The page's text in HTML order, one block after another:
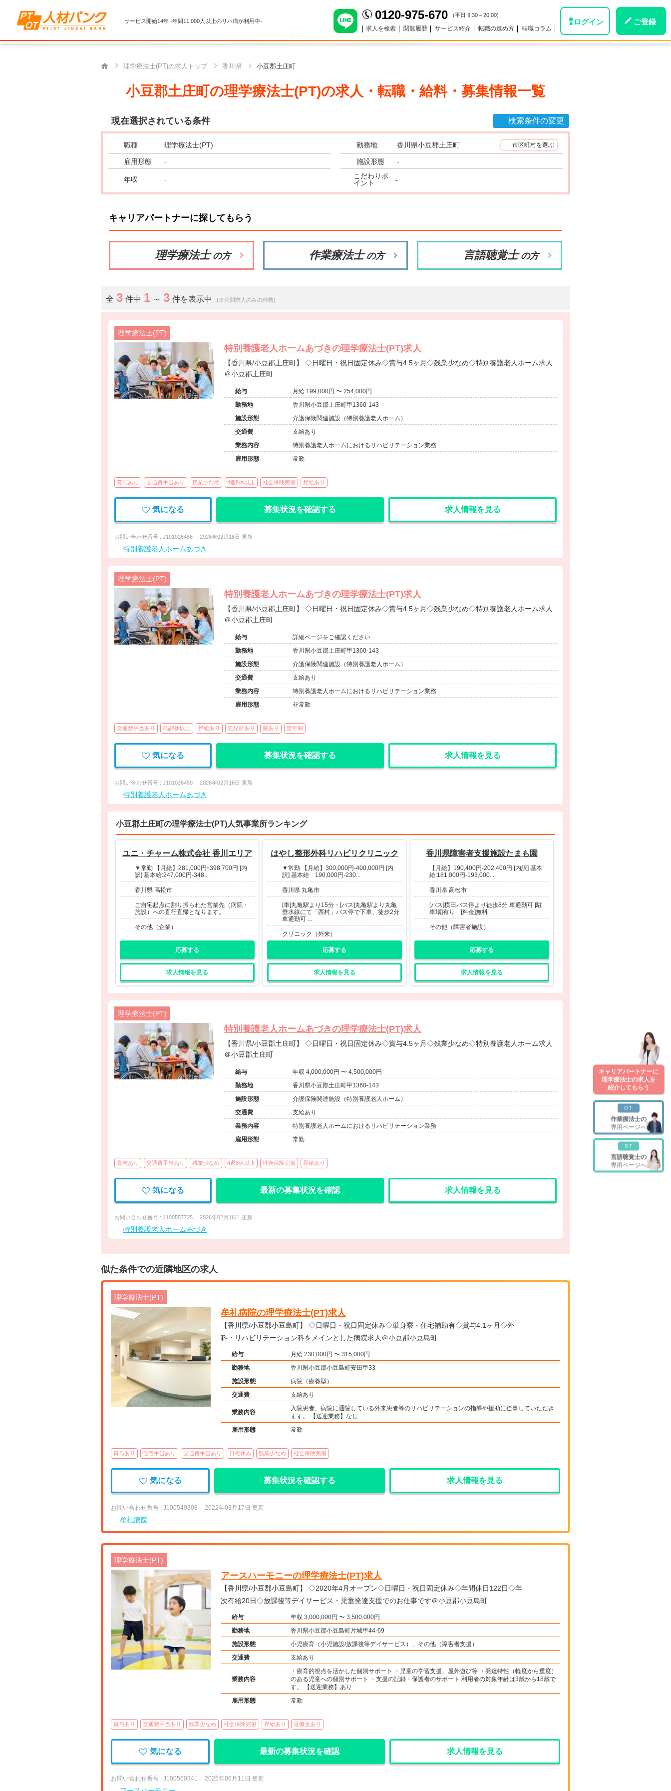
サービス開始14年 -年間11,000人以上のリハ職が利用中- 0120-975-670 (平日 9:30～20:00)
求人を検索 閲覧履歴 サービス紹介 転職の進め方 転職コラム
ログイン ご登録
理学療法士(PT)の求人トップ 香川県 小豆郡土庄町
小豆郡土庄町の理学療法士(PT)の求人・転職・給料・募集情報一覧
現在選択されている条件 検索条件の変更
職種 理学療法士(PT) 勤務地 香川県小豆郡土庄町 市区町村を選ぶ
雇用形態 - 施設形態 -
年収 -
こだわりポ
イント
-
キャリアパートナーに探してもらう
理学療法士 の方 作業療法士 の方 言語聴覚士 の方
全 3 件中 1 ～ 3 件を表示中 (※公開求人のみの件数)
理学療法士(PT)
特別養護老人ホームあづきの理学療法士(PT)求人
【香川県/小豆郡土庄町】 ◇日曜日・祝日固定休み◇賞与4.5ヶ月◇残業少なめ◇特別養護老人ホーム求人
＠小豆郡土庄町
給与
月給 199,000円 〜 254,000円
勤務地
香川県小豆郡土庄町甲1360-143
施設形態
介護保険関連施設（特別養護老人ホーム）
交通費
支給あり
業務内容
特別養護老人ホームにおけるリハビリテーション業務
雇用形態
常勤
賞与あり 交通費手当あり 残業少なめ 4週8休以上 社会保険完備 昇給あり
気になる 募集状況を確認する 求人情報を見る
お問い合わせ番号 : J101026456 2026年02月16日 更新
特別養護老人ホームあづき
理学療法士(PT)
特別養護老人ホームあづきの理学療法士(PT)求人
【香川県/小豆郡土庄町】 ◇日曜日・祝日固定休み◇賞与4.5ヶ月◇残業少なめ◇特別養護老人ホーム求人
＠小豆郡土庄町
給与
詳細ページをご確認ください
勤務地
香川県小豆郡土庄町甲1360-143
施設形態
介護保険関連施設（特別養護老人ホーム）
交通費
支給あり
業務内容
特別養護老人ホームにおけるリハビリテーション業務
雇用形態
非常勤
交通費手当あり 4週8休以上 昇給あり 託児所あり 寮あり 定年制
気になる 募集状況を確認する 求人情報を見る
お問い合わせ番号 : J101026459 2026年02月16日 更新
特別養護老人ホームあづき
小豆郡土庄町の理学療法士(PT)人気事業所ランキング
ユニ・チャーム株式会社 香川エリア
▼常勤 【月給】281,000円ｰ398,700円 [内
訳] 基本給:247,000円-348...
香川県 高松市
ご自宅起点に割り振られた営業先（病院・
施設）への直行直帰となります。
その他（企業）
応募する
求人情報を見る
はやし整形外科リハビリクリニック
▼常勤 【月給】300,000円-400,000円 [内
訳] 基本給 190,000円-230...
香川県 丸亀市
[車]丸亀駅より15分・[バス]丸亀駅より丸亀
垂水線にて「西村」バス停で下車、徒歩2分
車通勤可 ...
クリニック（外来）
応募する
求人情報を見る
香川県障害者支援施設たまも園
【月給】190,400円-202,400円 [内訳] 基本
給:181,000円-193,000...
香川県 高松市
[バス]横田バス停より徒歩8分 車通勤可 [駐
車場]有り [料金]無料
その他（障害者施設）
応募する
求人情報を見る
理学療法士(PT)
特別養護老人ホームあづきの理学療法士(PT)求人
【香川県/小豆郡土庄町】 ◇日曜日・祝日固定休み◇賞与4.5ヶ月◇残業少なめ◇特別養護老人ホーム求人
＠小豆郡土庄町
給与
年収 4,000,000円 〜 4,500,000円
勤務地
香川県小豆郡土庄町甲1360-143
施設形態
介護保険関連施設（特別養護老人ホーム）
交通費
支給あり
業務内容
特別養護老人ホームにおけるリハビリテーション業務
雇用形態
常勤
賞与あり 交通費手当あり 残業少なめ 4週8休以上 社会保険完備 昇給あり
気になる 最新の募集状況を確認 求人情報を見る
お問い合わせ番号 : J100557725 2026年02月16日 更新
特別養護老人ホームあづき
似た条件での近隣地区の求人
理学療法士(PT)
牟礼病院の理学療法士(PT)求人
【香川県/小豆郡小豆島町】 ◇日曜日・祝日固定休み◇単身寮・住宅補助有◇賞与4.1ヶ月◇外
科・リハビリテーション科をメインとした病院求人＠小豆郡小豆島町
給与
月給 230,000円 〜 315,000円
勤務地
香川県小豆郡小豆島町安田甲33
施設形態
病院（療養型）
交通費
支給あり
業務内容
入院患者、病院に通院している外来患者等のリハビリテーションの指導や援助に従事していただき
ます。 【送迎業務】なし
雇用形態
常勤
賞与あり 住宅手当あり 交通費手当あり 日祝休み 残業少なめ 社会保険完備
気になる 募集状況を確認する 求人情報を見る
お問い合わせ番号 : J100549308 2022年03月17日 更新
牟礼病院
理学療法士(PT)
アースハーモニーの理学療法士(PT)求人
【香川県/小豆郡小豆島町】 ◇2020年4月オープン◇日曜日・祝日固定休み◇年間休日122日◇年
次有給20日◇放課後等デイサービス・児童発達支援でのお仕事です＠小豆郡小豆島町
給与
年収 3,000,000円 〜 3,500,000円
勤務地
香川県小豆郡小豆島町片城甲44-69
施設形態
小児療育（小児施設/放課後等デイサービス）、その他（障害者支援）
交通費
支給あり
業務内容
・療育的視点を活かした個別サポート ・児童の学習支援、屋外遊び等 ・発達特性（軽度から重度）
のある児童への個別サポート ・支援の記録・保護者のサポート 利用者の対象年齢は3歳から18歳で
す。 【送迎業務】あり
雇用形態
常勤
賞与あり 交通費手当あり 残業少なめ 社会保険完備 昇給あり 退職金あり
気になる 最新の募集状況を確認 求人情報を見る
お問い合わせ番号 : J100560341 2025年06月11日 更新
キャリアパートナーに
理学療法士の求人を
紹介してもらう
OT
作業療法士の
専用ページへ
ST
言語聴覚士の
専用ページへ